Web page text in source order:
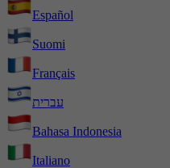
Español
Suomi
Français
עברית
Bahasa Indonesia
Italiano